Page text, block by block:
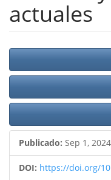
actuales
Barra
lateral
del
artículo
Publicado: Sep 1, 2024
DOI: https://doi.org/